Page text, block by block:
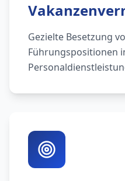
Gezielte Besetzung
Führungspositionen